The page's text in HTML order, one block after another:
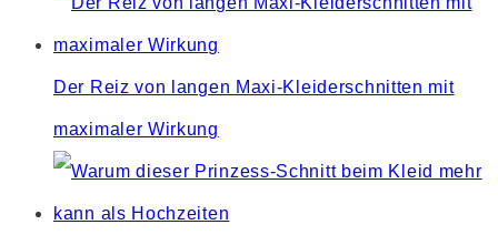
Der Reiz von langen Maxi-Kleiderschnitten mit
maximaler Wirkung